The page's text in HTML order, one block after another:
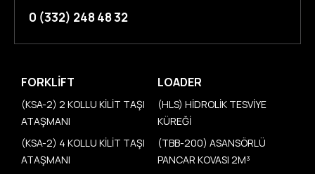
0 (332) 248 48 32
FORKLIFT
(KSA-2) 2 KOLLU KİLİT TAŞI
ATAŞMANI
(KSA-2) 4 KOLLU KİLİT TAŞI
ATAŞMANI
LOADER
(HLS) HİDROLİK TESVİYE
KÜREĞİ
(TBB-200) ASANSÖRLÜ
PANCAR KOVASI 2M³